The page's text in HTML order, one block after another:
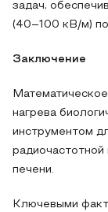
задач,
(40–100 кВ/м)
Заключение
нагрева
инструментом
печени.
Ключевыми